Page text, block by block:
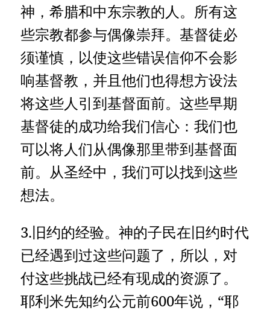
神，希腊和中东宗教的人。所有这
些宗教都参与偶像崇拜。基督徒必
须谨慎，以使这些错误信仰不会影
响基督教，并且他们也得想方设法
将这些人引到基督面前。这些早期
基督徒的成功给我们信心：我们也
可以将人们从偶像那里带到基督面
前。从圣经中，我们可以找到这些
想法。
3.旧约的经验。神的子民在旧约时代
已经遇到过这些问题了，所以，对
付这些挑战已经有现成的资源了。
耶利米先知约公元前600年说，“耶